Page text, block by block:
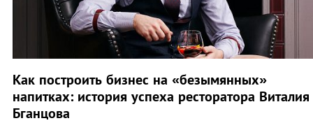
Как построить бизнес на «безымянных»
напитках: история успеха ресторатора Виталия
Бганцова